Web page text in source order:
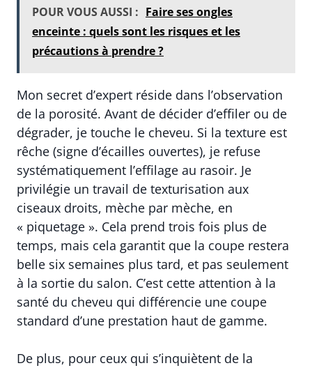
POUR VOUS AUSSI : Faire ses ongles
enceinte : quels sont les risques et les
précautions à prendre ?
Mon secret d’expert réside dans l’observation
de la porosité. Avant de décider d’effiler ou de
dégrader, je touche le cheveu. Si la texture est
rêche (signe d’écailles ouvertes), je refuse
systématiquement l’effilage au rasoir. Je
privilégie un travail de texturisation aux
ciseaux droits, mèche par mèche, en
« piquetage ». Cela prend trois fois plus de
temps, mais cela garantit que la coupe restera
belle six semaines plus tard, et pas seulement
à la sortie du salon. C’est cette attention à la
santé du cheveu qui différencie une coupe
standard d’une prestation haut de gamme.
De plus, pour ceux qui s’inquiètent de la